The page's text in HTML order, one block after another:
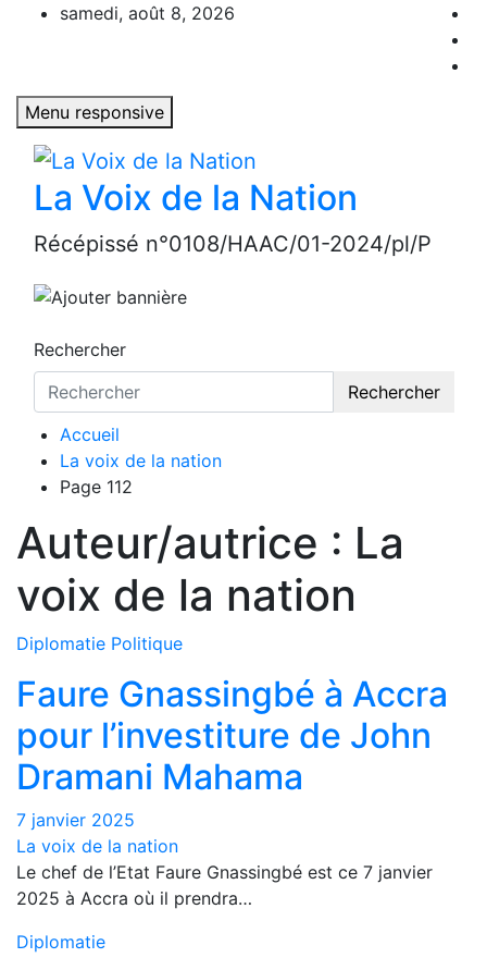
samedi, août 8, 2026
Menu responsive
La Voix de la Nation
Récépissé n°0108/HAAC/01-2024/pl/P
Rechercher
Rechercher
Accueil
La voix de la nation
Page 112
Auteur/autrice : La
voix de la nation
Diplomatie Politique
Faure Gnassingbé à Accra
pour l’investiture de John
Dramani Mahama
7 janvier 2025
La voix de la nation
Le chef de l’Etat Faure Gnassingbé est ce 7 janvier
2025 à Accra où il prendra…
Diplomatie